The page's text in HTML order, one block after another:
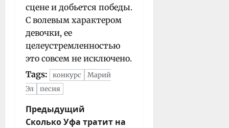
сцене и добьется победы.
С волевым характером
девочки, ее
целеустремленностью
это совсем не исключено.
Tags:
конкурс
Марий
Эл
песня
Н
а
Предыдущий
Сколько Уфа тратит на